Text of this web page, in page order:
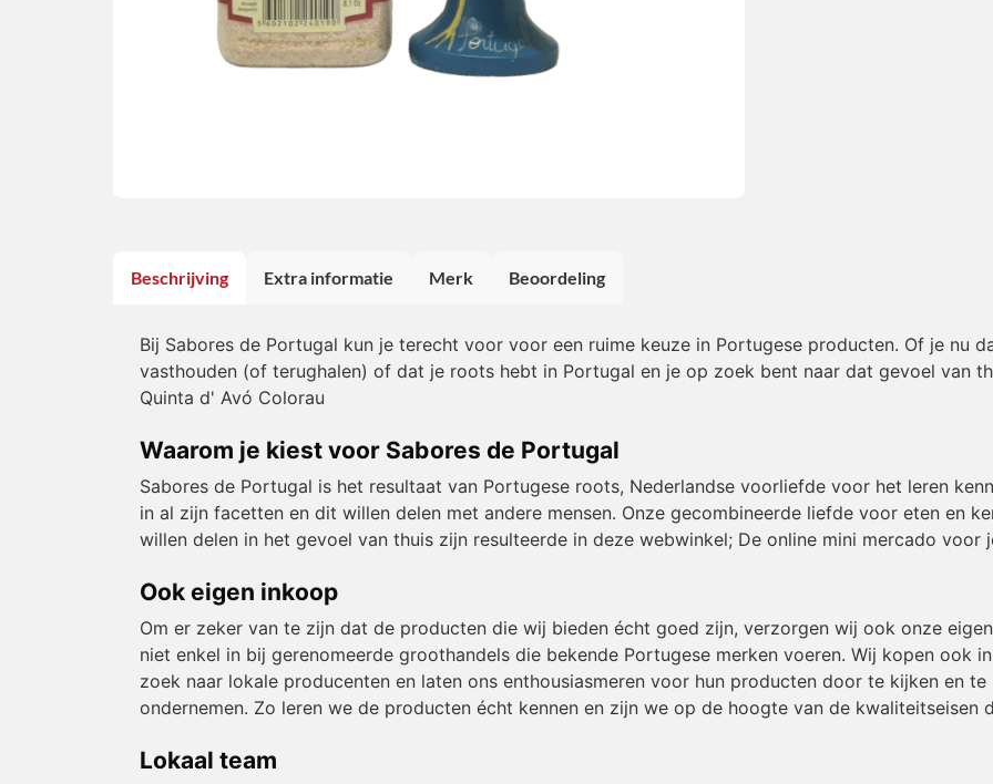
Beschrijving Extra informatie Merk Beoordeling
Bij Sabores de Portugal kun je terecht voor voor een ruime keuze in Portugese producten. Of je nu
vasthouden (of terughalen) of dat je roots hebt in Portugal en je op zoek bent naar dat gevoel van
Quinta d' Avó Colorau
Waarom je kiest voor Sabores de Portugal
Sabores de Portugal is het resultaat van Portugese roots, Nederlandse voorliefde voor het leren
in al zijn facetten en dit willen delen met andere mensen. Onze gecombineerde liefde voor eten en
willen delen in het gevoel van thuis zijn resulteerde in deze webwinkel; De online mini mercado
Ook eigen inkoop
Om er zeker van te zijn dat de producten die wij bieden écht goed zijn, verzorgen wij ook onze
niet enkel in bij gerenomeerde groothandels die bekende Portugese merken voeren. Wij kopen ook
zoek naar lokale producenten en laten ons enthousiasmeren voor hun producten door te kijken en
ondernemen. Zo leren we de producten écht kennen en zijn we op de hoogte van de kwaliteitseisen
Lokaal team